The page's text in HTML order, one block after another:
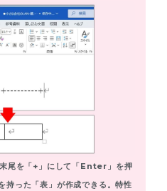
尾を「+」にして「Enter」を押
持った「表」が作成できる。特性